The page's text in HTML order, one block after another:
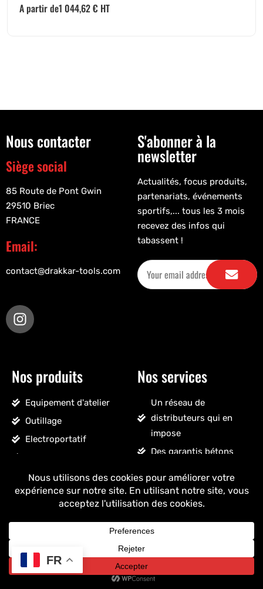
A partir de1 044,62€ HT
Nous contacter
Siège social
85 Route de Pont Gwin
29510 Briec
FRANCE
Email:
contact@drakkar-tools.com
S'abonner à la
newsletter
Actualités, focus produits,
partenariats, événements
sportifs,... tous les 3 mois
recevez des infos qui
tabassent !
Nos produits
Equipement d'atelier
Outillage
Electroportatif
Accessoires véhicules
Nettoyage, droguerie
Voir tous les produits
Nos services
Un réseau de
distributeurs qui en
impose
Des garantis bétons
Un stock massif
Un ancrage français
+ de 25 ans
Copyright © 2025 Drakkar - Tous droits réservés.
FR